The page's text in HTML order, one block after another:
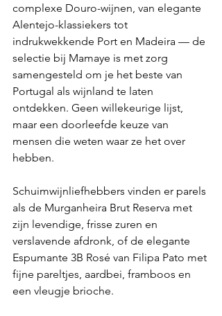
complexe Douro-wijnen, van elegante
Alentejo-klassiekers tot
indrukwekkende Port en Madeira — de
selectie bij Mamaye is met zorg
samengesteld om je het beste van
Portugal als wijnland te laten
ontdekken. Geen willekeurige lijst,
maar een doorleefde keuze van
mensen die weten waar ze het over
hebben.
Schuimwijnliefhebbers vinden er parels
als de Murganheira Brut Reserva met
zijn levendige, frisse zuren en
verslavende afdronk, of de elegante
Espumante 3B Rosé van Filipa Pato met
fijne pareltjes, aardbei, framboos en
een vleugje brioche.